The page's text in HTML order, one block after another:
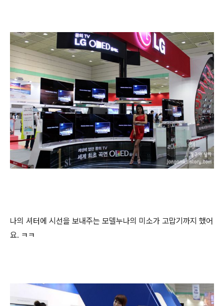
나의 셔터에 시선을 보내주는 모델누나의 미소가 고맙기까지 했어
요. ㅋㅋ